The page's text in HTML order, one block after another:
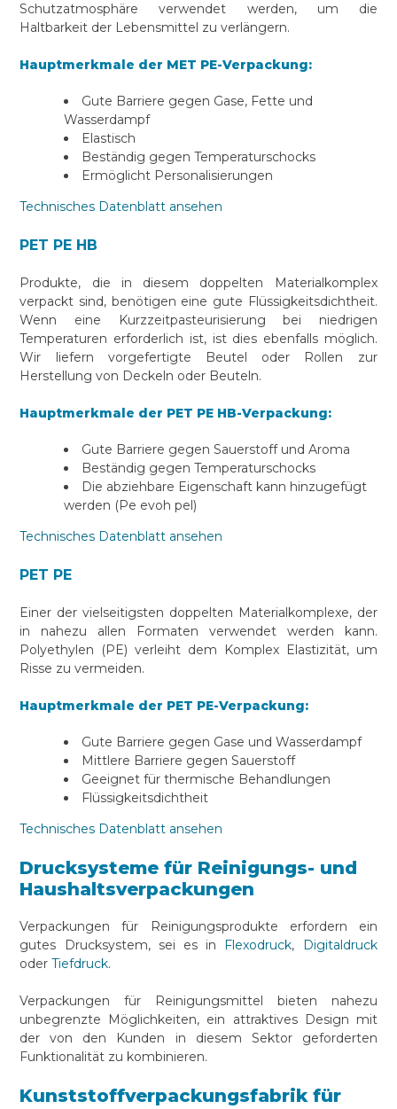
Schutzatmosphäre verwendet werden, um die
Haltbarkeit der Lebensmittel zu verlängern.
Hauptmerkmale der MET PE-Verpackung:
Gute Barriere gegen Gase, Fette und
Wasserdampf
Elastisch
Beständig gegen Temperaturschocks
Ermöglicht Personalisierungen
Technisches Datenblatt ansehen
PET PE HB
Produkte, die in diesem doppelten Materialkomplex
verpackt sind, benötigen eine gute Flüssigkeitsdichtheit.
Wenn eine Kurzzeitpasteurisierung bei niedrigen
Temperaturen erforderlich ist, ist dies ebenfalls möglich.
Wir liefern vorgefertigte Beutel oder Rollen zur
Herstellung von Deckeln oder Beuteln.
Hauptmerkmale der PET PE HB-Verpackung:
Gute Barriere gegen Sauerstoff und Aroma
Beständig gegen Temperaturschocks
Die abziehbare Eigenschaft kann hinzugefügt
werden (Pe evoh pel)
Technisches Datenblatt ansehen
PET PE
Einer der vielseitigsten doppelten Materialkomplexe, der
in nahezu allen Formaten verwendet werden kann.
Polyethylen (PE) verleiht dem Komplex Elastizität, um
Risse zu vermeiden.
Hauptmerkmale der PET PE-Verpackung:
Gute Barriere gegen Gase und Wasserdampf
Mittlere Barriere gegen Sauerstoff
Geeignet für thermische Behandlungen
Flüssigkeitsdichtheit
Technisches Datenblatt ansehen
Drucksysteme für Reinigungs- und
Haushaltsverpackungen
Verpackungen für Reinigungsprodukte erfordern ein
gutes Drucksystem, sei es in Flexodruck, Digitaldruck
oderTiefdruck.
Verpackungen für Reinigungsmittel bieten nahezu
unbegrenzte Möglichkeiten, ein attraktives Design mit
der von den Kunden in diesem Sektor geforderten
Funktionalität zu kombinieren.
Kunststoffverpackungsfabrik für